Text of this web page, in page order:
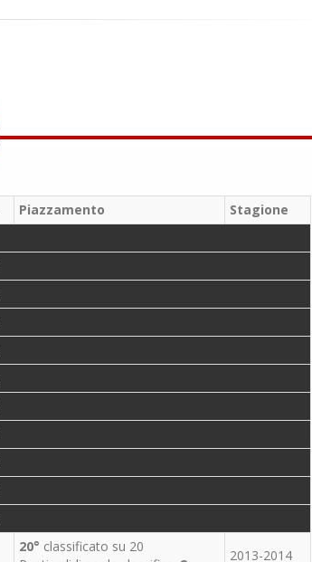
Piazzamento
Stagione
20° classificato su 20
2013-2014